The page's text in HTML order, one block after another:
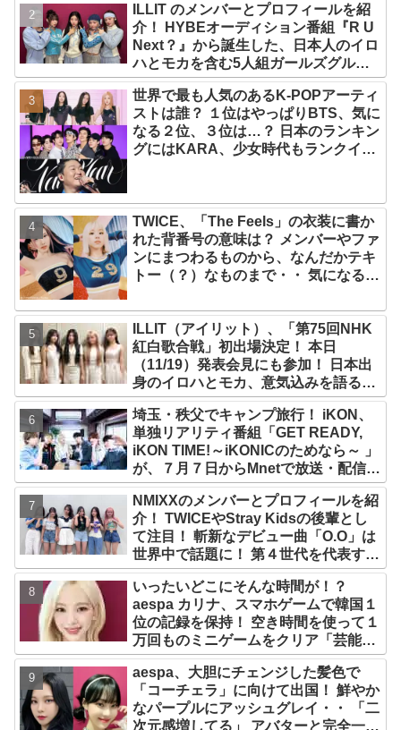
ILLIT のメンバーとプロフィールを紹
介！ HYBEオーディション番組『R U
Next？』から誕生した、日本人のイロ
ハとモカを含む5人組ガールズグルー
プ！ デビュー曲「Magnetic」がいき
なりの大ヒット
世界で最も人気のあるK-POPアーティ
ストは誰？ １位はやっぱりBTS、気に
なる２位、３位は…？ 日本のランキン
グにはKARA、少女時代もランクイ
TWICE、「The Feels」の衣装に書か
れた背番号の意味は？ メンバーやファ
ンにまつわるものから、なんだかテキ
トー（？）なものまで・・ 気になるそ
ILLIT（アイリット）、「第75回NHK
紅白歌合戦」初出場決定！ 本日
（11/19）発表会見にも参加！ 日本出
身のイロハとモカ、意気込みを語る
「ずっと夢見てたステージ…嬉しくて
光栄」
埼玉・秩父でキャンプ旅行！ iKON、
単独リアリティ番組「GET READY,
iKON TIME!～iKONICのためなら～ 」
が、７月７日からMnetで放送・配信ス
タート
NMIXXのメンバーとプロフィールを紹
介！ TWICEやStray Kidsの後輩とし
て注目！ 斬新なデビュー曲「O.O」は
世界中で話題に！ 第４世代を代表する
美女ソリュンをはじめ、全員ビジュア
ルメンバーといわれるその魅力をチェ
ック
いったいどこにそんな時間が！？
aespa カリナ、スマホゲームで韓国１
位の記録を保持！ 空き時間を使って１
万回ものミニゲームをクリア「芸能人
たちが時間がないと言っているのは全
部嘘」
aespa、大胆にチェンジした髪色で
「コーチェラ」に向けて出国！ 鮮やか
なパープルにアッシュグレイ・・ 「二
次元感増してる」 アバターと完全一致